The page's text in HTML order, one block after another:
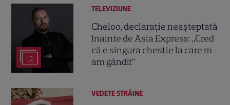
12
TELEVIZIUNE
Cheloo, declarație neașteptată
înainte de Asia Express: „Cred
că e singura chestie la care m-
am gândit”
VEDETE STRĂINE